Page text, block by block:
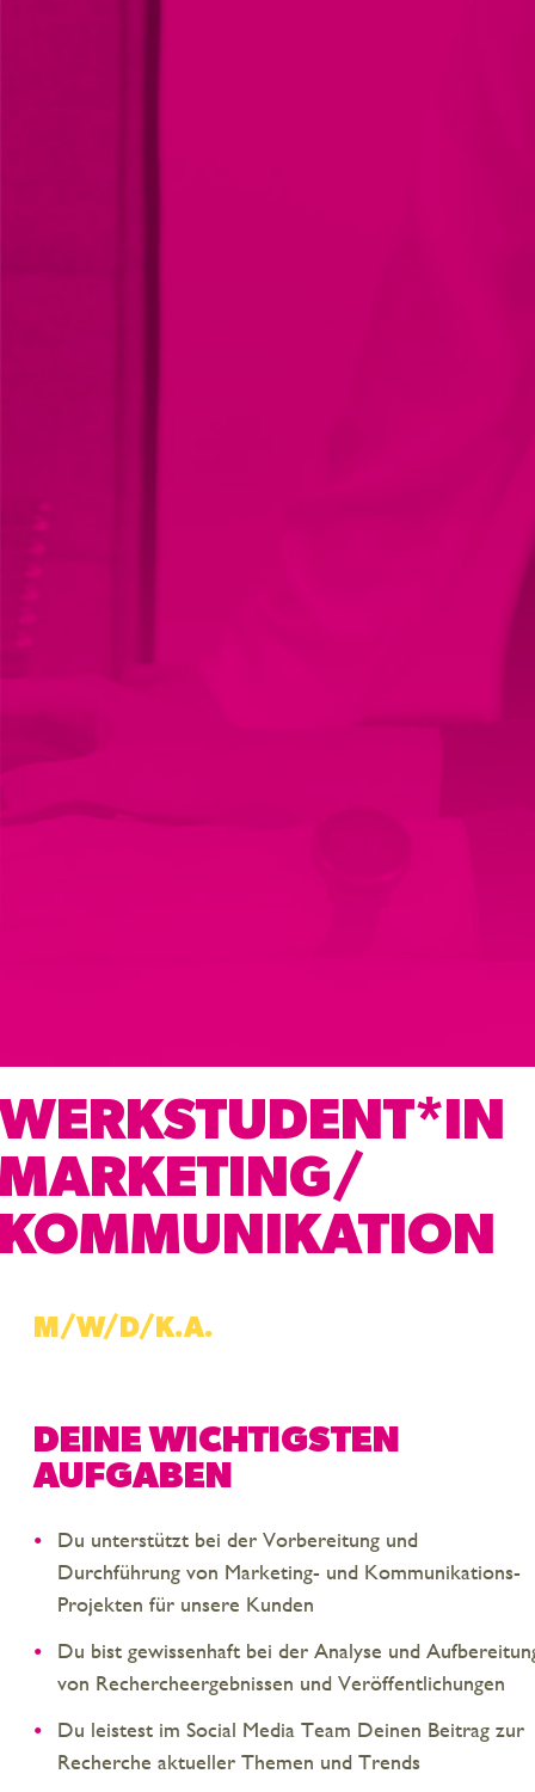
M/W/D/K.A.
DEINE WICHTIGSTEN
AUFGABEN
Du unterstützt bei der Vorbereitung und
Durchführung von Marketing- und Kommunikations-
Projekten für unsere Kunden
Du bist gewissenhaft bei der Analyse und
von Rechercheergebnissen und Veröffentlichungen
Du leistest im Social Media Team Deinen Beitrag zur
Recherche aktueller Themen und Trends